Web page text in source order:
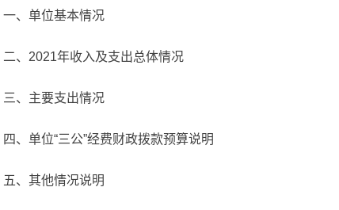
一、单位基本情况
二、2021年收入及支出总体情况
三、主要支出情况
四、单位“三公”经费财政拨款预算说明
五、其他情况说明